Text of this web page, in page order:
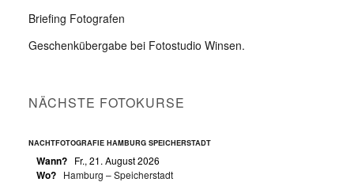
Briefing Fotografen
Geschenkübergabe bei Fotostudio Winsen.
NÄCHSTE FOTOKURSE
NACHTFOTOGRAFIE HAMBURG SPEICHERSTADT
Wann? Fr., 21. August 2026
Wo? Hamburg – Speicherstadt